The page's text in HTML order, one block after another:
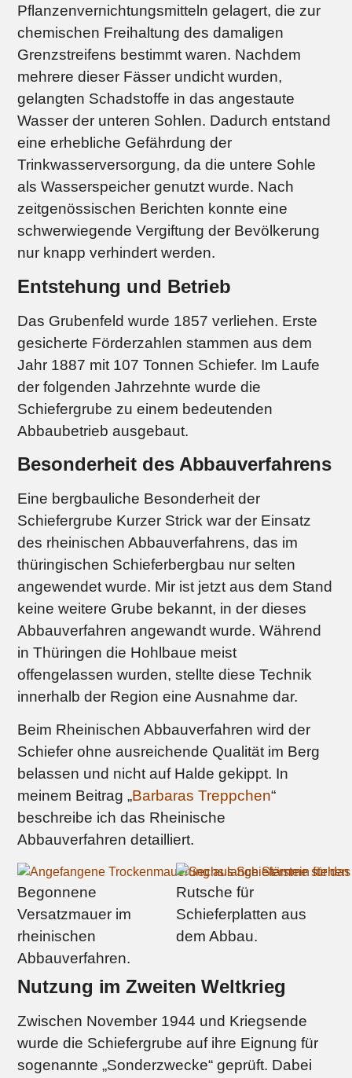
Pflanzenvernichtungsmitteln gelagert, die zur
chemischen Freihaltung des damaligen
Grenzstreifens bestimmt waren. Nachdem
mehrere dieser Fässer undicht wurden,
gelangten Schadstoffe in das angestaute
Wasser der unteren Sohlen. Dadurch entstand
eine erhebliche Gefährdung der
Trinkwasserversorgung, da die untere Sohle
als Wasserspeicher genutzt wurde. Nach
zeitgenössischen Berichten konnte eine
schwerwiegende Vergiftung der Bevölkerung
nur knapp verhindert werden.
Entstehung und Betrieb
Das Grubenfeld wurde 1857 verliehen. Erste
gesicherte Förderzahlen stammen aus dem
Jahr 1887 mit 107 Tonnen Schiefer. Im Laufe
der folgenden Jahrzehnte wurde die
Schiefergrube zu einem bedeutenden
Abbaubetrieb ausgebaut.
Besonderheit des Abbauverfahrens
Eine bergbauliche Besonderheit der
Schiefergrube Kurzer Strick war der Einsatz
des rheinischen Abbauverfahrens, das im
thüringischen Schieferbergbau nur selten
angewendet wurde. Mir ist jetzt aus dem Stand
keine weitere Grube bekannt, in der dieses
Abbauverfahren angewandt wurde. Während
in Thüringen die Hohlbaue meist
offengelassen wurden, stellte diese Technik
innerhalb der Region eine Ausnahme dar.
Beim Rheinischen Abbauverfahren wird der
Schiefer ohne ausreichende Qualität im Berg
belassen und nicht auf Halde gekippt. In
meinem Beitrag „Barbaras Treppchen“
beschreibe ich das Rheinische
Abbauverfahren detailliert.
Begonnene
Versatzmauer im
rheinischen
Abbauverfahren.
Rutsche für
Schieferplatten aus
dem Abbau.
Nutzung im Zweiten Weltkrieg
Zwischen November 1944 und Kriegsende
wurde die Schiefergrube auf ihre Eignung für
sogenannte „Sonderzwecke“ geprüft. Dabei